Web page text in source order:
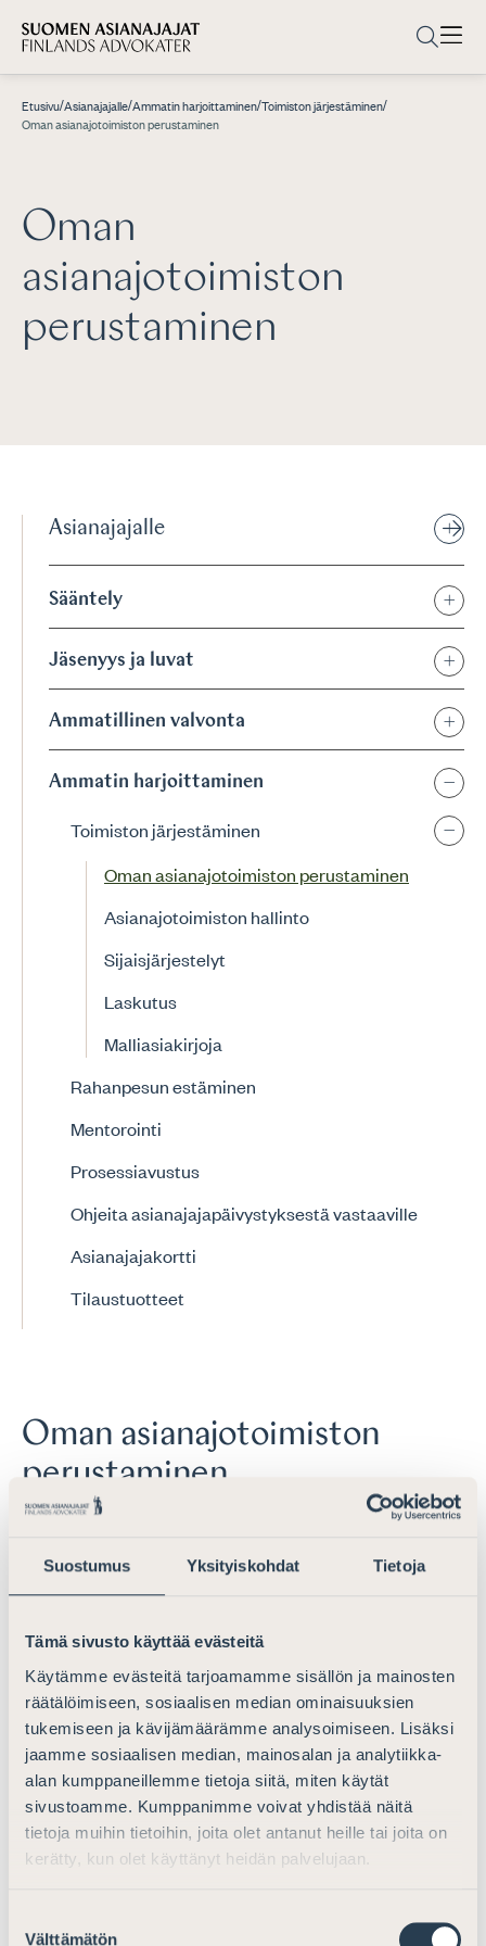
Suostumus Yksityiskohdat Tietoja
Tämä sivusto käyttää evästeitä
Käytämme evästeitä tarjoamamme sisällön ja mainosten
räätälöimiseen, sosiaalisen median ominaisuuksien
tukemiseen ja kävijämäärämme analysoimiseen. Lisäksi
jaamme sosiaalisen median, mainosalan ja analytiikka-
alan kumppaneillemme tietoja siitä, miten käytät
sivustoamme. Kumppanimme voivat yhdistää näitä
tietoja muihin tietoihin, joita olet antanut heille tai joita on
kerätty, kun olet käyttänyt heidän palvelujaan.
Välttämätön
Etusivu/Asianajajalle/Ammatin harjoittaminen/Toimiston järjestäminen/
Oman asianajotoimiston perustaminen
Oman
asianajotoimiston
perustaminen
Asianajajalle
Sääntely
Jäsenyys ja luvat
Ammatillinen valvonta
Ammatin harjoittaminen
Toimiston järjestäminen
Oman asianajotoimiston perustaminen
Asianajotoimiston hallinto
Sijaisjärjestelyt
Laskutus
Malliasiakirjoja
Rahanpesun estäminen
Mentorointi
Prosessiavustus
Ohjeita asianajajapäivystyksestä vastaaville
Asianajajakortti
Tilaustuotteet
Oman asianajotoimiston
perustaminen
Virtuaalitoimistot ja toimistoyhteisöt
Vastuuvakuutukset
Toimiston ensitarkastus ja muut Suomen
Asianajajien suorittamat tarkastukset